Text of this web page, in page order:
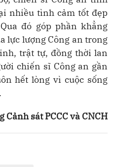
nhiều tình cảm tốt đẹp
đó góp phần khẳng
lực lượng Công an trong
trật tự, đồng thời lan
chiến sĩ Công an gần
hết lòng vì cuộc sống
Cảnh sát PCCC và CNCH